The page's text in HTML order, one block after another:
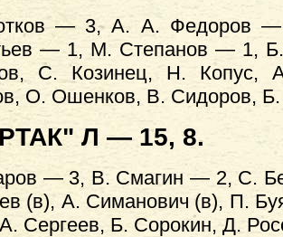
— 3, А. А. Федоров
— 1, М. Степанов — 1,
С. Козинец, Н.
О. Ошенков, В. Сидоров,
Л — 15, 8.
— 3, В. Смагин — 2, С.
(в), А. Симанович (в), П.
Сергеев, Б. Сорокин, Д.